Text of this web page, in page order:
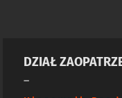
DZIAŁ
–